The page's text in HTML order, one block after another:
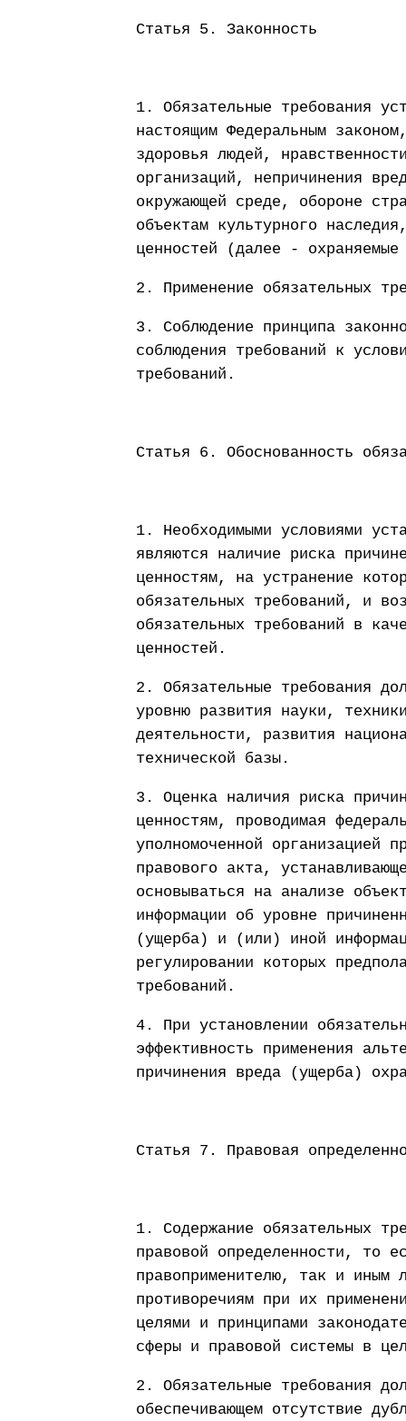
Статья 5. Законность
1. Обязательные требования
настоящим Федеральным
здоровья людей,
организаций, непричинения
окружающей среде, обороне
объектам культурного
ценностей (далее -
2. Применение обязательных
3. Соблюдение принципа
соблюдения требований к
требований.
Статья 6. Обоснованность
1. Необходимыми условиями
являются наличие риска
ценностям, на устранение
обязательных требований, и
обязательных требований в
ценностей.
2. Обязательные требования
уровню развития науки,
деятельности, развития
технической базы.
3. Оценка наличия риска
ценностям, проводимая
уполномоченной организацией
правового акта,
основываться на анализе
информации об уровне
(ущерба) и (или) иной
регулировании которых
требований.
4. При установлении
эффективность применения
причинения вреда (ущерба)
Статья 7. Правовая
1. Содержание обязательных
правовой определенности, то
правоприменителю, так и иным
противоречиям при их
целями и принципами
сферы и правовой системы в
2. Обязательные требования
обеспечивающем отсутствие